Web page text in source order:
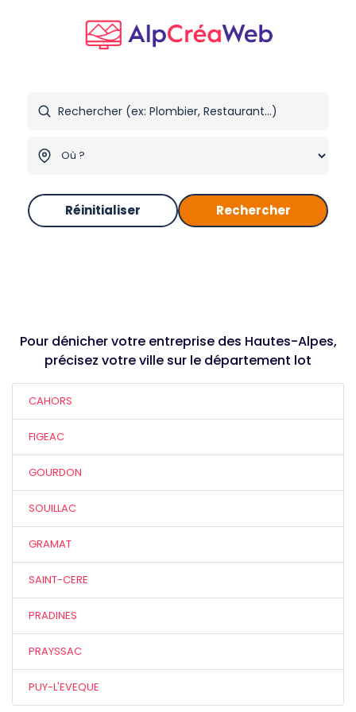
Réinitialiser Rechercher
Pour dénicher votre entreprise des Hautes-Alpes,
précisez votre ville sur le département lot
CAHORS
FIGEAC
GOURDON
SOUILLAC
GRAMAT
SAINT-CERE
PRADINES
PRAYSSAC
PUY-L'EVEQUE